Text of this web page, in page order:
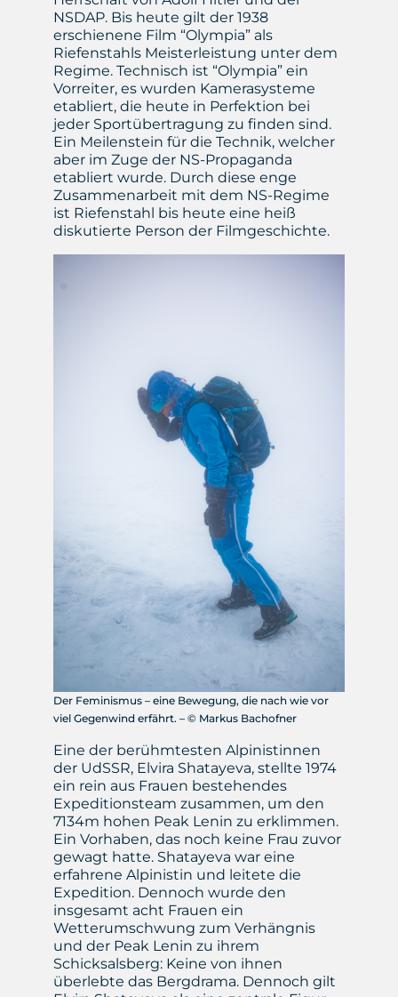
NSDAP. Bis heute gilt der 1938
erschienene Film “Olympia” als
Riefenstahls Meisterleistung unter dem
Regime. Technisch ist “Olympia” ein
Vorreiter, es wurden Kamerasysteme
etabliert, die heute in Perfektion bei
jeder Sportübertragung zu finden sind.
Ein Meilenstein für die Technik, welcher
aber im Zuge der NS-Propaganda
etabliert wurde. Durch diese enge
Zusammenarbeit mit dem NS-Regime
ist Riefenstahl bis heute eine heiß
diskutierte Person der Filmgeschichte.
Der Feminismus – eine Bewegung, die nach wie vor
viel Gegenwind erfährt. – © Markus Bachofner
Eine der berühmtesten Alpinistinnen
der UdSSR, Elvira Shatayeva, stellte 1974
ein rein aus Frauen bestehendes
Expeditionsteam zusammen, um den
7134m hohen Peak Lenin zu erklimmen.
Ein Vorhaben, das noch keine Frau zuvor
gewagt hatte. Shatayeva war eine
erfahrene Alpinistin und leitete die
Expedition. Dennoch wurde den
insgesamt acht Frauen ein
Wetterumschwung zum Verhängnis
und der Peak Lenin zu ihrem
Schicksalsberg: Keine von ihnen
überlebte das Bergdrama. Dennoch gilt